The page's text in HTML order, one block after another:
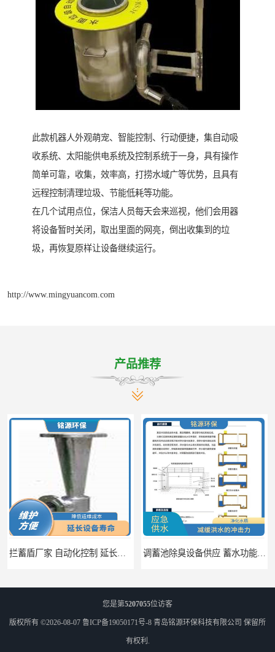
此款机器人外观萌宠、智能控制、行动便捷，集自动吸
收系统、太阳能供电系统及控制系统于一身，具有操作
简单可靠，收集，效率高，打捞水域广等优势，且具有
远程控制清理垃圾、节能低耗等功能。
在几个试用点位，保洁人员每天会来巡视，他们会用器
将设备暂时关闭，取出里面的网亮，倒出收集到的垃
圾，再恢复原样让设备继续运行。
http://www.mingyuancom.com
产品推荐
拦蓄盾厂家 自动化控制 延长其使用寿命 调蓄池除臭设备供应 蓄水功能 暂时储存大量雨水
您是第5207055位访客
版权所有 ©2026-08-07 鲁ICP备19050171号-8 青岛铭源环保科技有限公司 保留所
有权利.